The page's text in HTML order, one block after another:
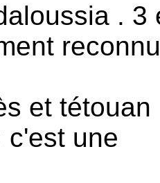
. 3
et
c'est une